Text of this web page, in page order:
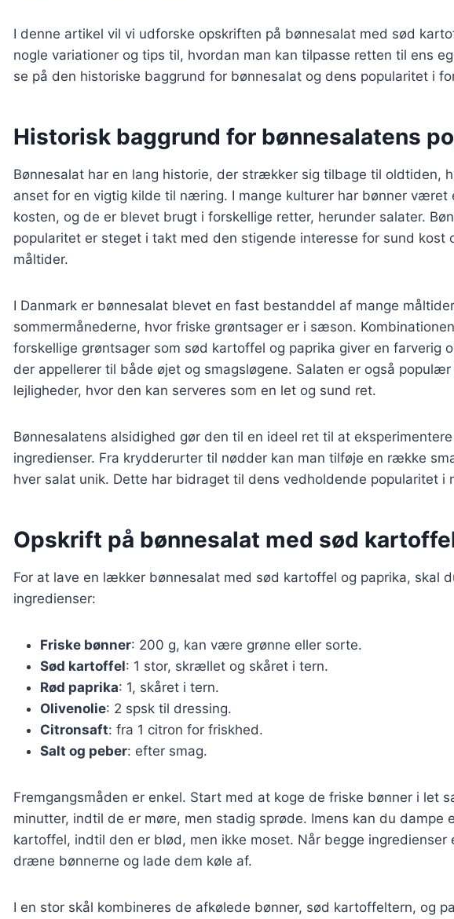
I denne artikel vil vi udforske opskriften på bønnesalat med sød
nogle variationer og tips til, hvordan man kan tilpasse retten til ens
se på den historiske baggrund for bønnesalat og dens popularitet i
Historisk baggrund for bønnesalatens
Bønnesalat har en lang historie, der strækker sig tilbage til oldtiden,
anset for en vigtig kilde til næring. I mange kulturer har bønner været
kosten, og de er blevet brugt i forskellige retter, herunder salater.
popularitet er steget i takt med den stigende interesse for sund kost
måltider.
I Danmark er bønnesalat blevet en fast bestanddel af mange
sommermånederne, hvor friske grøntsager er i sæson.
forskellige grøntsager som sød kartoffel og paprika giver en farverig
der appellerer til både øjet og smagsløgene. Salaten er også
lejligheder, hvor den kan serveres som en let og sund ret.
Bønnesalatens alsidighed gør den til en ideel ret til at
ingredienser. Fra krydderurter til nødder kan man tilføje en række
hver salat unik. Dette har bidraget til dens vedholdende popularitet i
Opskrift på bønnesalat med sød
For at lave en lækker bønnesalat med sød kartoffel og paprika, skal
ingredienser:
Friske bønner: 200 g, kan være grønne eller sorte.
Sød kartoffel: 1 stor, skrællet og skåret i tern.
Rød paprika: 1, skåret i tern.
Olivenolie: 2 spsk til dressing.
Citronsaft: fra 1 citron for friskhed.
Salt og peber: efter smag.
Fremgangsmåden er enkel. Start med at koge de friske bønner i let
minutter, indtil de er møre, men stadig sprøde. Imens kan du dampe
kartoffel, indtil den er blød, men ikke moset. Når begge ingredienser
dræne bønnerne og lade dem køle af.
I en stor skål kombineres de afkølede bønner, sød kartoffeltern, og